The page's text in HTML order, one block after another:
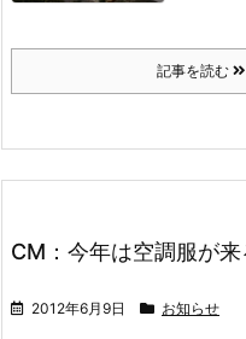
記事を読む
CM：今年は空調服が来
2012年6月9日 お知らせ